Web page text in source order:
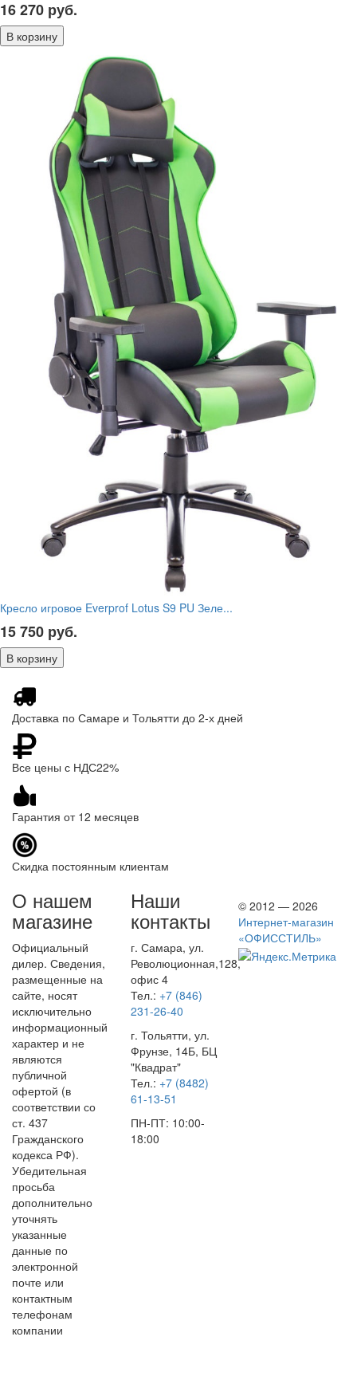
16 270 руб.
Кресло игровое Everprof Lotus S9 PU Зеле...
15 750 руб.
Доставка по Самаре и Тольятти до 2-х дней
Все цены с НДС22%
Гарантия от 12 месяцев
Скидка постоянным клиентам
О нашем
магазине
Официальный
дилер. Сведения,
размещенные на
сайте, носят
исключительно
информационный
характер и не
являются
публичной
офертой (в
соответствии со
ст. 437
Гражданского
кодекса РФ).
Убедительная
просьба
дополнительно
уточнять
указанные
данные по
электронной
почте или
контактным
телефонам
компании
Наши
контакты
г. Самара, ул.
Революционная,128,
офис 4
Тел.: +7 (846)
231-26-40
г. Тольятти, ул.
Фрунзе, 14Б, БЦ
"Квадрат"
Тел.: +7 (8482)
61-13-51
ПН-ПТ: 10:00-
18:00
© 2012 — 2026
Интернет-магазин
«ОФИССТИЛЬ»